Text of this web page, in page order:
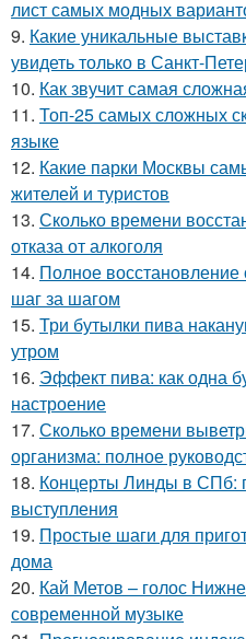
лист самых модных
9. Какие уникальные
увидеть только в Санкт-
10. Как звучит самая
11. Топ-25 самых сложных
языке
12. Какие парки Москвы
жителей и туристов
13. Сколько времени
отказа от алкоголя
14. Полное восстановление
шаг за шагом
15. Три бутылки пива
утром
16. Эффект пива: как одна
настроение
17. Сколько времени
организма: полное
18. Концерты Линды в СПб:
выступления
19. Простые шаги для
дома
20. Кай Метов – голос
современной музыке